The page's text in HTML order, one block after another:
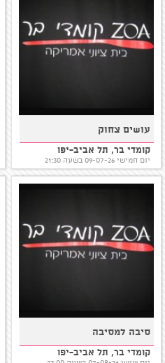
עושים צחוק
קומדי בר, תל אביב-יפו
יום חמישי 09-07-26 בשעה 21:30
סיבה למסיבה
קומדי בר, תל אביב-יפו